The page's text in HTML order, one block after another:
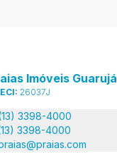
Imóveis Guarujá
26037J
3398-4000
3398-4000